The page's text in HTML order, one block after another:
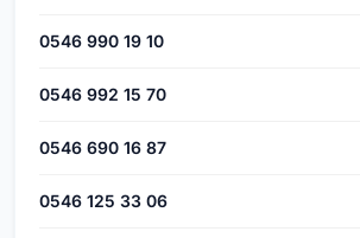
0546 990 19 10
0546 992 15 70
0546 690 16 87
0546 125 33 06